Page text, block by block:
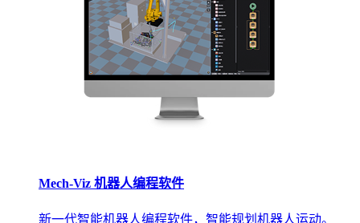
Mech-Viz 机器人编程软件
新一代智能机器人编程软件，智能规划机器人运动。